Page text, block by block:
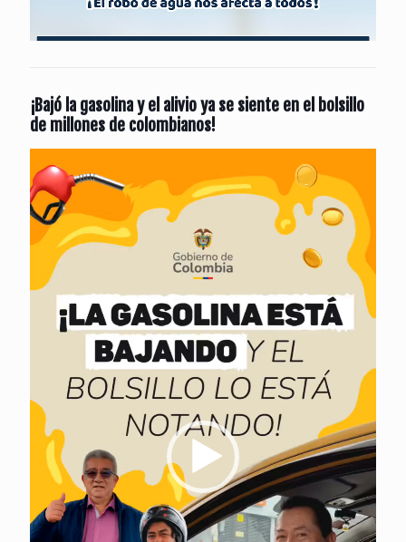
¡Bajó la gasolina y el alivio ya se siente en el bolsillo
de millones de colombianos!
de
vídeo